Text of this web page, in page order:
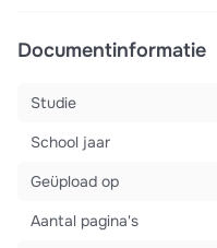
Documentinformatie
Studie
School jaar
Geüpload op
Aantal pagina's